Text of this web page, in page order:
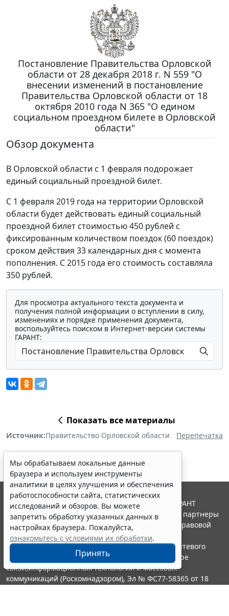
Постановление Правительства Орловской
области от 28 декабря 2018 г. N 559 "О
внесении изменений в постановление
Правительства Орловской области от 18
октября 2010 года N 365 "О едином
социальном проездном билете в Орловской
области"
Обзор документа
В Орловской области с 1 февраля подорожает
единый социальный проездной билет.
С 1 февраля 2019 года на территории Орловской
области будет действовать единый социальный
проездной билет стоимостью 450 рублей с
фиксированным количеством поездок (60 поездок)
сроком действия 33 календарных дня с момента
пополнения. С 2015 года его стоимость составляла
350 рублей.
Для просмотра актуального текста документа и
получения полной информации о вступлении в силу,
изменениях и порядке применения документа,
воспользуйтесь поиском в Интернет-версии системы
ГАРАНТ:
Показать все материалы
Источник:Правительство Орловской области Перепечатка
Мы обрабатываем локальные данные
браузера и используем инструменты
аналитики в целях улучшения и обеспечения
работоспособности сайта, статистических
исследований и обзоров. Вы можете
запретить обработку указанных данных в
настройках браузера. Пожалуйста,
ознакомьтесь с условиями их обработки.
Принять
© ООО "НПП "ГАРАНТ-СЕРВИС", 2026. Система ГАРАНТ
выпускается с 1990 года. Компания "Гарант" и ее партнеры
являются участниками Российской ассоциации правовой
информации ГАРАНТ.
Портал ГАРАНТ.РУ зарегистрирован в качестве сетевого
издания Федеральной службой по надзору в сфере
связи,информационных технологий и массовых
коммуникаций (Роскомнадзором), Эл № ФС77-58365 от 18